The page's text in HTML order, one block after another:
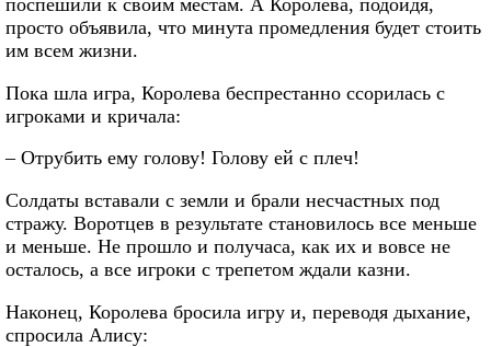
поспешили к своим местам. А Королева, подойдя,
просто объявила, что минута промедления будет стоить
им всем жизни.
Пока шла игра, Королева беспрестанно ссорилась с
игроками и кричала:
– Отрубить ему голову! Голову ей с плеч!
Солдаты вставали с земли и брали несчастных под
стражу. Воротцев в результате становилось все меньше
и меньше. Не прошло и получаса, как их и вовсе не
осталось, а все игроки с трепетом ждали казни.
Наконец, Королева бросила игру и, переводя дыхание,
спросила Алису: